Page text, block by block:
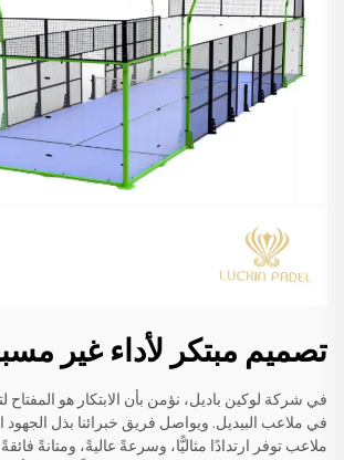
تصميم مبتكر لأداء غير
في شركة لوكين باديل، نؤمن بأن الابتكار هو المفتاح
في ملاعب البيديل. ويواصل فريق خبرائنا بذل الجهود
ملاعب توفر ارتدادًا مثاليًّا، وسرعةً عاليةً، ومتانةً